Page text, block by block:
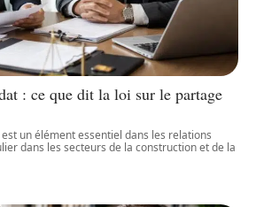
: ce que dit la loi sur le partage
un élément essentiel dans les relations
dans les secteurs de la construction et de la